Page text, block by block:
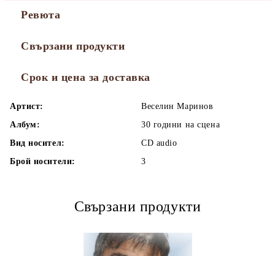
Ревюта
Свързани продукти
Срок и цена за доставка
Артист:
Веселин Маринов
Албум:
30 години на сцена
Вид носител:
CD audio
Брой носители:
3
Свързани продукти